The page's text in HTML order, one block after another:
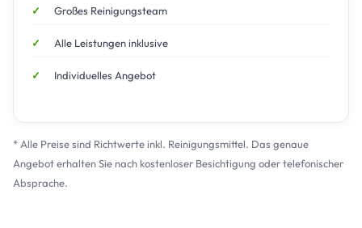
Großes Reinigungsteam
Alle Leistungen inklusive
Individuelles Angebot
* Alle Preise sind Richtwerte inkl. Reinigungsmittel. Das genaue
Angebot erhalten Sie nach kostenloser Besichtigung oder telefonischer
Absprache.